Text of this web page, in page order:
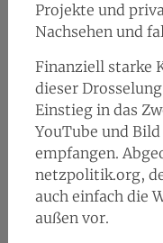
Projekte und
Nachsehen und
Finanziell starke
dieser
Einstieg in das
YouTube und
empfangen.
netzpolitik.org,
auch einfach die
außen vor.